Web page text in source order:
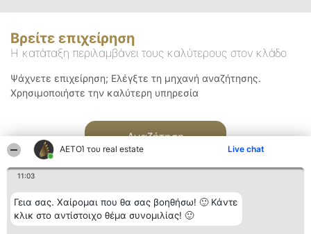
ΑΕΤΟΊ του real estate Live chat
11:03
Γεια σας. Χαίρομαι που θα σας βοηθήσω! 🙂 Κάντε
κλικ στο αντίστοιχο θέμα συνομιλίας! 🙂
Βρείτε επιχείρηση
Η κατάταξη περιλαμβάνει τους καλύτερους στον κλάδο
Ψάχνετε επιχείρηση; Ελέγξτε τη μηχανή αναζήτησης.
Χρησιμοποιήστε την καλύτερη υπηρεσία
Αναζήτηση